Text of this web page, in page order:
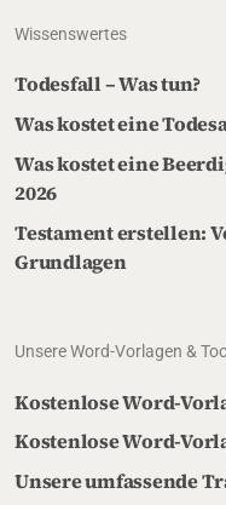
Wissenswertes
Todesfall – Was tun?
Was kostet eine
Was kostet eine
2026
Testament erstellen:
Grundlagen
Unsere Word-Vorlagen &
Kostenlose Word-
Kostenlose Word-
Unsere umfassende